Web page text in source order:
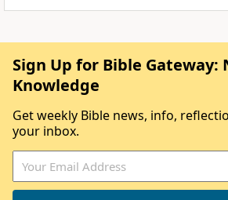
Sign Up for Bible Gateway:
Knowledge
Get weekly Bible news, info,
your inbox.